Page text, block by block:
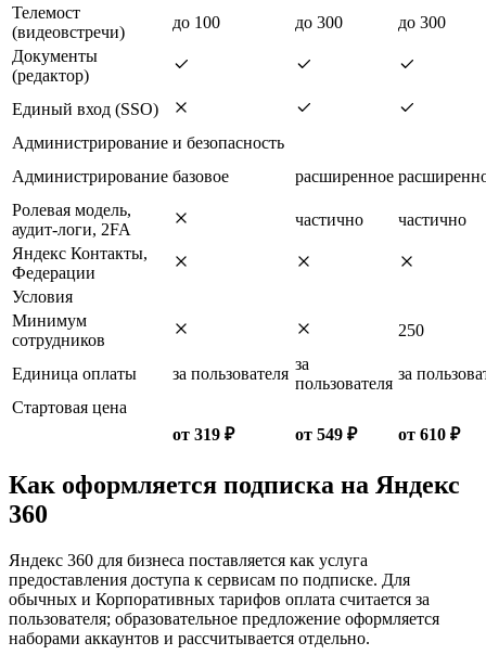
Телемост
(видеовстречи)
до 100 до 300
до 300
Документы
(редактор)
Единый вход (SSO)
Администрирование и безопасность
Администрирование базовое расширенное
Ролевая модель,
аудит-логи, 2FA
частично
частично
Яндекс Контакты,
Федерации
Условия
Минимум
сотрудников
250
Единица оплаты за пользователя
за
пользователя
за
Стартовая цена
от 319 ₽
от 549 ₽ от 610 ₽
Как оформляется подписка на Яндекс
360
Яндекс 360 для бизнеса поставляется как услуга
предоставления доступа к сервисам по подписке. Для
обычных и Корпоративных тарифов оплата считается за
пользователя; образовательное предложение оформляется
наборами аккаунтов и рассчитывается отдельно.